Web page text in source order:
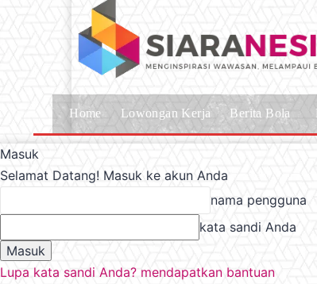
Home Lowongan Kerja Berita Bola
Masuk
Selamat Datang! Masuk ke akun Anda
nama pengguna
kata sandi Anda
Lupa kata sandi Anda? mendapatkan bantuan